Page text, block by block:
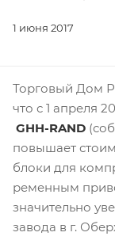
1 июня 2017
Торговый Дом
что с 1 апреля
GHH-RAND
повышает
блоки для
ременным
значительно
завода в г.